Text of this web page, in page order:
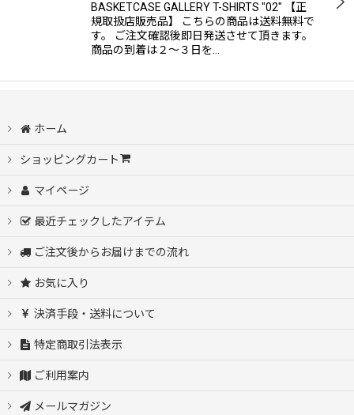
BASKETCASE GALLERY T-SHIRTS "02" 【正
規取扱店販売品】 こちらの商品は送料無料で
す。 ご注文確認後即日発送させて頂きます。
商品の到着は２〜３日を…
ホーム
ショッピングカート
マイページ
最近チェックしたアイテム
ご注文後からお届けまでの流れ
お気に入り
決済手段・送料について
特定商取引法表示
ご利用案内
メールマガジン